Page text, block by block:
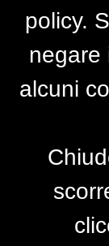
policy.
negare
alcuni